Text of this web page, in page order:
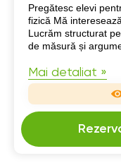
Despre mine
Pregătesc elevi
fizică Mă
Lucrăm structurat
de măsură și
Mai detaliat »